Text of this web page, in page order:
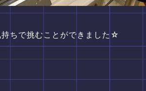
ちで挑むことができました☆